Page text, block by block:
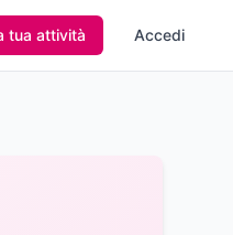
tua attività Accedi